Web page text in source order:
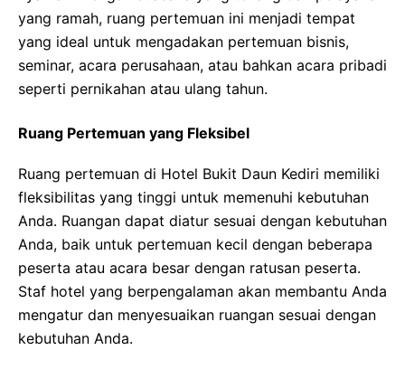
yang ramah, ruang pertemuan ini menjadi tempat
yang ideal untuk mengadakan pertemuan bisnis,
seminar, acara perusahaan, atau bahkan acara pribadi
seperti pernikahan atau ulang tahun.
Ruang Pertemuan yang Fleksibel
Ruang pertemuan di Hotel Bukit Daun Kediri memiliki
fleksibilitas yang tinggi untuk memenuhi kebutuhan
Anda. Ruangan dapat diatur sesuai dengan kebutuhan
Anda, baik untuk pertemuan kecil dengan beberapa
peserta atau acara besar dengan ratusan peserta.
Staf hotel yang berpengalaman akan membantu Anda
mengatur dan menyesuaikan ruangan sesuai dengan
kebutuhan Anda.